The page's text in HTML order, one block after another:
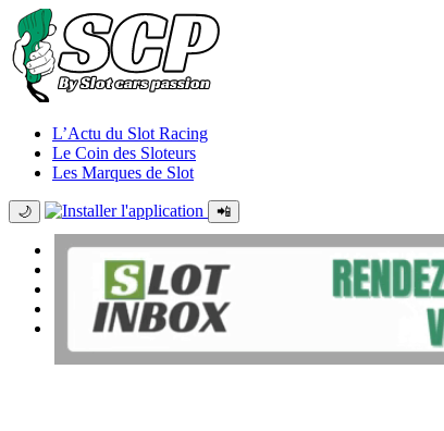
L’Actu du Slot Racing
Le Coin des Sloteurs
Les Marques de Slot
🌙 📲